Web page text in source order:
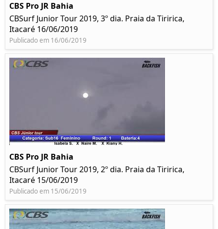
CBS Pro JR Bahia
CBSurf Junior Tour 2019, 3º dia. Praia da Tiririca,
Itacaré 16/06/2019
Publicado em 16/06/2019
CBS Pro JR Bahia
CBSurf Junior Tour 2019, 2º dia. Praia da Tiririca,
Itacaré 15/06/2019
Publicado em 15/06/2019